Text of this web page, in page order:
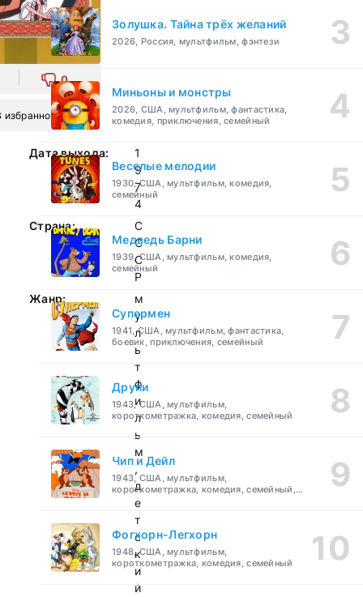
0
избранное
Дата выхода:
1
9
7
4
Страна:
С
С
С
Р
Жанр:
м
у
л
ь
т
ф
и
л
ь
м
,
д
е
т
с
к
и
й
Золушка. Тайна трёх желаний
2026, Россия, мультфильм, фэнтези
Миньоны и монстры
2026, США, мультфильм, фантастика,
комедия, приключения, семейный
Веселые мелодии
1930, США, мультфильм, комедия,
семейный
Медведь Барни
1939, США, мультфильм, комедия,
семейный
Супермен
1941, США, мультфильм, фантастика,
боевик, приключения, семейный
Друпи
1943, США, мультфильм,
короткометражка, комедия, семейный
Чип и Дейл
1943, США, мультфильм,
короткометражка, комедия, семейный,
детский
Фогхорн-Легхорн
1948, США, мультфильм,
короткометражка, комедия, семейный